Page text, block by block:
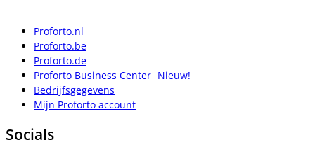
Proforto.nl
Proforto.be
Proforto.de
Proforto Business Center Nieuw!
Bedrijfsgegevens
Mijn Proforto account
Socials